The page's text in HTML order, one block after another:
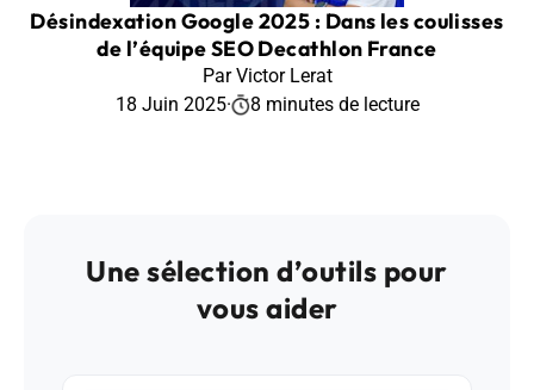
Désindexation Google 2025 : Dans les coulisses
de l’équipe SEO Decathlon France
Par Victor Lerat
18 Juin 2025· 8 minutes de lecture
Une sélection d’outils pour
vous aider